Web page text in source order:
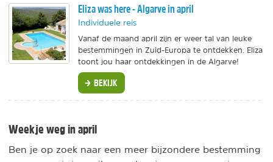
Eliza was here - Algarve in april
Individuele reis
Vanaf de maand april zijn er weer tal van leuke
bestemmingen in Zuid-Europa te ontdekken. Eliza
toont jou haar ontdekkingen in de Algarve!
BEKIJK
Weekje weg in april
Ben je op zoek naar een meer bijzondere bestemming